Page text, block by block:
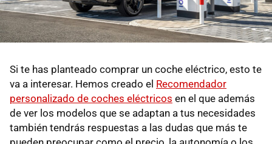
Si te has planteado comprar un coche eléctrico, esto te
va a interesar. Hemos creado el Recomendador
personalizado de coches eléctricos en el que además
de ver los modelos que se adaptan a tus necesidades
también tendrás respuestas a las dudas que más te